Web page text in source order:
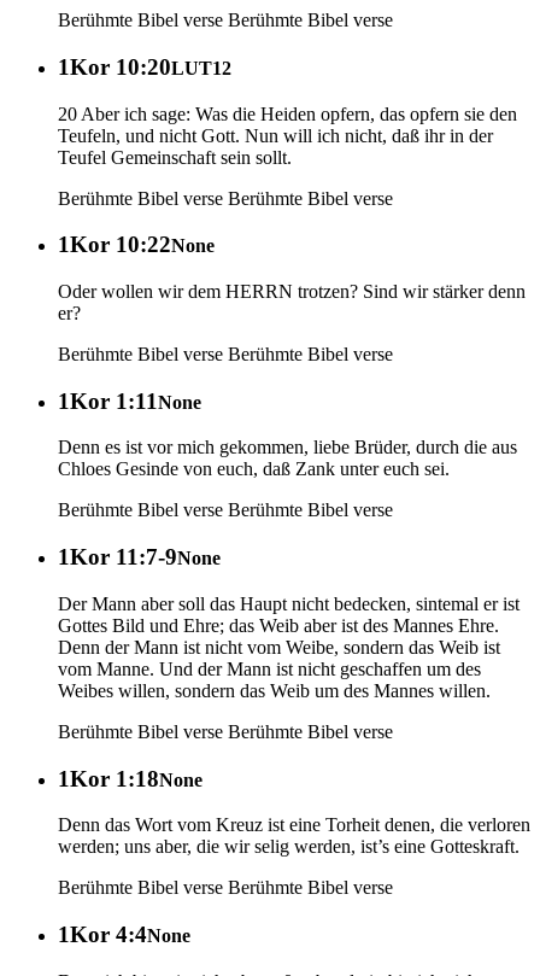
Berühmte Bibel verse Berühmte Bibel verse
1Kor 10:20LUT12
20 Aber ich sage: Was die Heiden opfern, das opfern sie den
Teufeln, und nicht Gott. Nun will ich nicht, daß ihr in der
Teufel Gemeinschaft sein sollt.
Berühmte Bibel verse Berühmte Bibel verse
1Kor 10:22None
Oder wollen wir dem HERRN trotzen? Sind wir stärker denn
er?
Berühmte Bibel verse Berühmte Bibel verse
1Kor 1:11None
Denn es ist vor mich gekommen, liebe Brüder, durch die aus
Chloes Gesinde von euch, daß Zank unter euch sei.
Berühmte Bibel verse Berühmte Bibel verse
1Kor 11:7-9None
Der Mann aber soll das Haupt nicht bedecken, sintemal er ist
Gottes Bild und Ehre; das Weib aber ist des Mannes Ehre.
Denn der Mann ist nicht vom Weibe, sondern das Weib ist
vom Manne. Und der Mann ist nicht geschaffen um des
Weibes willen, sondern das Weib um des Mannes willen.
Berühmte Bibel verse Berühmte Bibel verse
1Kor 1:18None
Denn das Wort vom Kreuz ist eine Torheit denen, die verloren
werden; uns aber, die wir selig werden, ist’s eine Gotteskraft.
Berühmte Bibel verse Berühmte Bibel verse
1Kor 4:4None